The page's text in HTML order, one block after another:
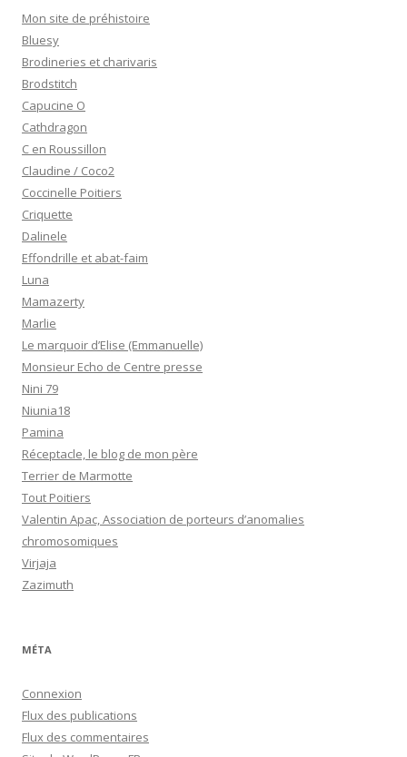
Mon site de préhistoire
Bluesy
Brodineries et charivaris
Brodstitch
Capucine O
Cathdragon
C en Roussillon
Claudine / Coco2
Coccinelle Poitiers
Criquette
Dalinele
Effondrille et abat-faim
Luna
Mamazerty
Marlie
Le marquoir d’Elise (Emmanuelle)
Monsieur Echo de Centre presse
Nini 79
Niunia18
Pamina
Réceptacle, le blog de mon père
Terrier de Marmotte
Tout Poitiers
Valentin Apac, Association de porteurs d’anomalies
chromosomiques
Virjaja
Zazimuth
MÉTA
Connexion
Flux des publications
Flux des commentaires